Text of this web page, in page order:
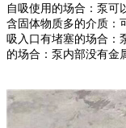
自吸使用的场合：泵可
含固体物质多的介质：
吸入口有堵塞的场合：
的场合：泵内部没有金